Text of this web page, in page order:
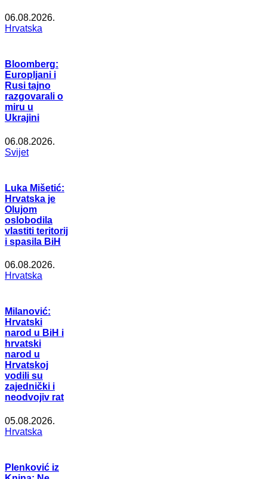
06.08.2026.
Hrvatska
Bloomberg:
Europljani i
Rusi tajno
razgovarali o
miru u
Ukrajini
06.08.2026.
Svijet
Luka Mišetić:
Hrvatska je
Olujom
oslobodila
vlastiti teritorij
i spasila BiH
06.08.2026.
Hrvatska
Milanović:
Hrvatski
narod u BiH i
hrvatski
narod u
Hrvatskoj
vodili su
zajednički i
neodvojiv rat
05.08.2026.
Hrvatska
Plenković iz